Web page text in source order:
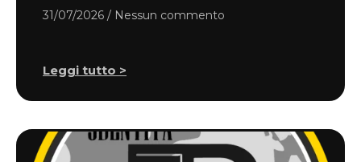
31/07/2026 Nessun commento
Leggi tutto >